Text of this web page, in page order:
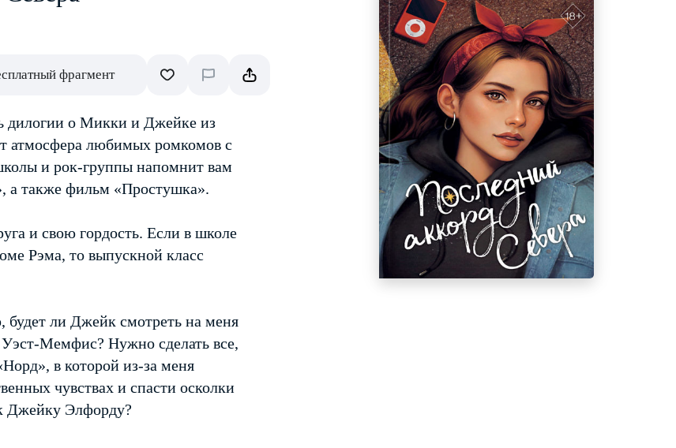
фрагмент
дилогии о Микки и Джейке из
атмосфера любимых ромкомов с
и рок-группы напомнит вам
а также фильм «Простушка».
и свою гордость. Если в школе
Рэма, то выпускной класс
ли Джейк смотреть на меня
Мемфис? Нужно сделать все,
в которой из-за меня
чувствах и спасти осколки
Джейку Элфорду?